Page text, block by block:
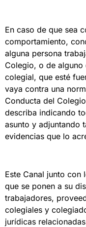
En caso de que sea
comportamiento,
alguna persona
Colegio, o de
colegial, que esté
vaya contra una
Conducta del
describa indicando
asunto y adjuntando
evidencias que lo
Este Canal junto con
que se ponen a su
trabajadores,
colegiales y
jurídicas